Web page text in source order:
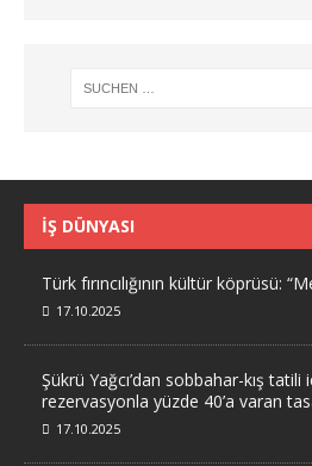
İŞ DÜNYASI
Türk fırıncılığının kültür köprüsü:
17.10.2025
Şükrü Yağcı’dan sobbahar-kış tatili
rezervasyonla yüzde 40’a varan
17.10.2025